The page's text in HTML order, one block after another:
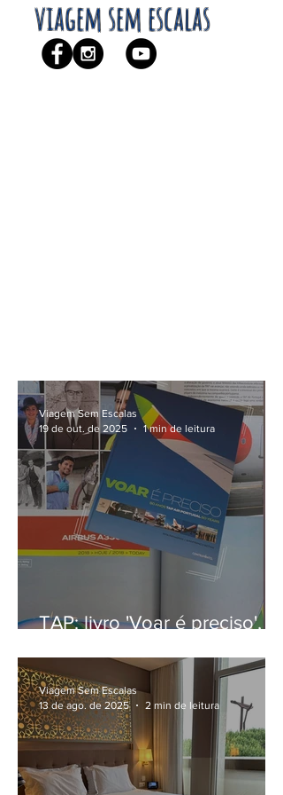
viagem sem escalas
TAP: livro 'Voar é preciso',
80 anos da companhia
aérea
Viagem Sem Escalas
19 de out. de 2025
1 min de leitura
Viagem Sem Escalas
13 de ago. de 2025
2 min de leitura